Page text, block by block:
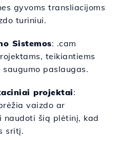
gyvoms transliacijoms
turiniui.
Sistemos: .cam
teikiantiems
paslaugas.
projektai:
vaizdo ar
šią plėtinį, kad
sritį.